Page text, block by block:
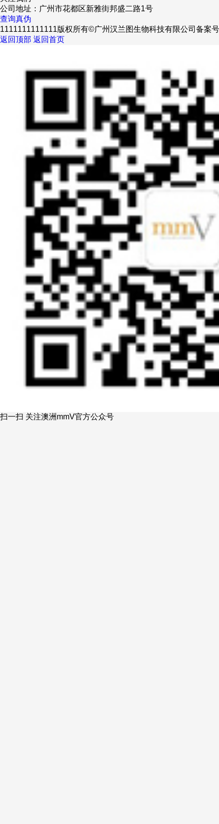
公司地址：广州市花都区新雅街邦盛二路1号
查询真伪
1111111111111版权所有©广州汉兰图生物科技有限公司 备案
返回顶部 返回首页
扫一扫 关注澳洲mmV官方公众号